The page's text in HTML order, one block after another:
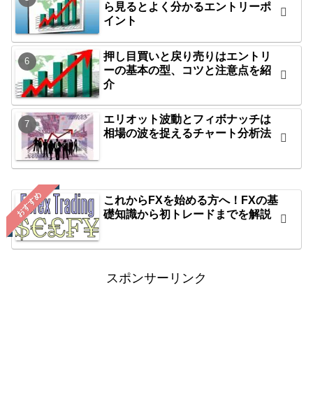
ら見るとよく分かるエントリーポ
イント
押し目買いと戻り売りはエントリ
ーの基本の型、コツと注意点を紹
介
エリオット波動とフィボナッチは
相場の波を捉えるチャート分析法
おすすめ
これからFXを始める方へ！FXの基
礎知識から初トレードまでを解説
スポンサーリンク